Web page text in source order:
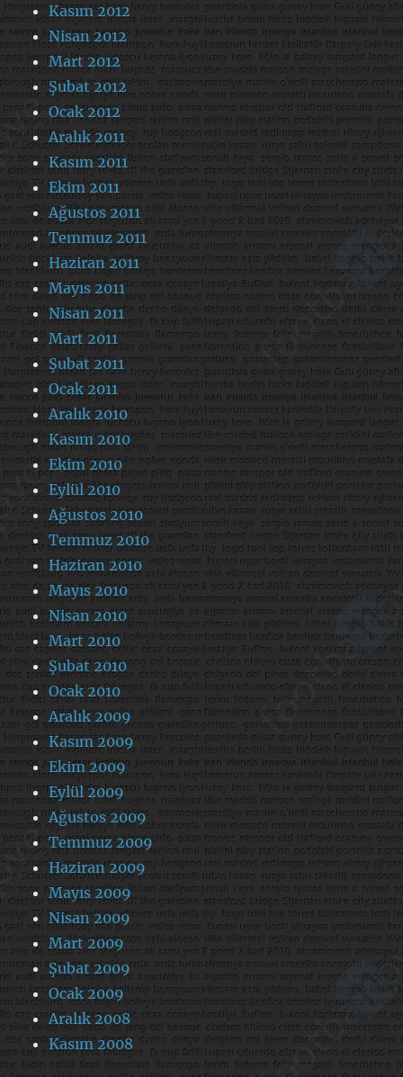
Kasım 2012
Nisan 2012
Mart 2012
Şubat 2012
Ocak 2012
Aralık 2011
Kasım 2011
Ekim 2011
Ağustos 2011
Temmuz 2011
Haziran 2011
Mayıs 2011
Nisan 2011
Mart 2011
Şubat 2011
Ocak 2011
Aralık 2010
Kasım 2010
Ekim 2010
Eylül 2010
Ağustos 2010
Temmuz 2010
Haziran 2010
Mayıs 2010
Nisan 2010
Mart 2010
Şubat 2010
Ocak 2010
Aralık 2009
Kasım 2009
Ekim 2009
Eylül 2009
Ağustos 2009
Temmuz 2009
Haziran 2009
Mayıs 2009
Nisan 2009
Mart 2009
Şubat 2009
Ocak 2009
Aralık 2008
Kasım 2008